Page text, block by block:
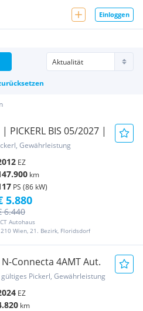
Einloggen
PICKERL BIS 05/2027 |
Gewährleistung
EZ
km
PS (86 kW)
Autohaus
Wien, 21. Bezirk, Floridsdorf
6.440
5.880
Connecta 4AMT Aut.
Pickerl, Gewährleistung
EZ
km